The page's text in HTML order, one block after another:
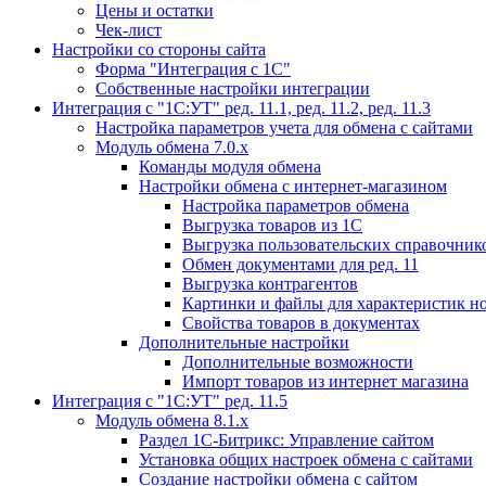
Цены и остатки
Чек-лист
Настройки со стороны сайта
Форма "Интеграция с 1С"
Собственные настройки интеграции
Интеграция с "1С:УТ" ред. 11.1, ред. 11.2, ред. 11.3
Настройка параметров учета для обмена с сайтами
Модуль обмена 7.0.х
Команды модуля обмена
Настройки обмена с интернет-магазином
Настройка параметров обмена
Выгрузка товаров из 1С
Выгрузка пользовательских
Обмен документами для ред. 11
Выгрузка контрагентов
Картинки и файлы для характеристик
Свойства товаров в документах
Дополнительные настройки
Дополнительные возможности
Импорт товаров из интернет магазина
Интеграция с "1С:УТ" ред. 11.5
Модуль обмена 8.1.х
Раздел 1С-Битрикс: Управление сайтом
Установка общих настроек обмена с сайтами
Создание настройки обмена с сайтом